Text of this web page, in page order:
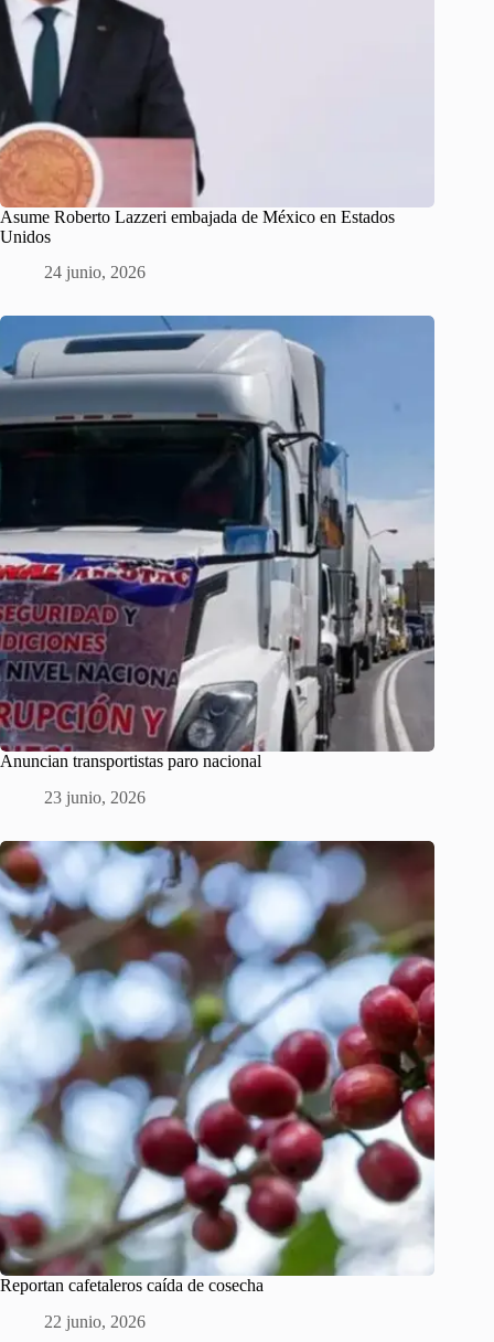
Asume Roberto Lazzeri embajada de México en Estados
Unidos
24 junio, 2026
Anuncian transportistas paro nacional
23 junio, 2026
Reportan cafetaleros caída de cosecha
22 junio, 2026